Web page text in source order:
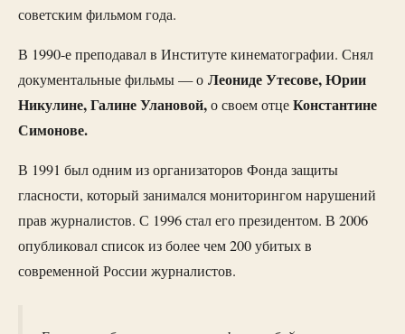
советским фильмом года.
В 1990-е преподавал в Институте кинематографии. Снял
документальные фильмы — о Леониде Утесове, Юрии
Никулине, Галине Улановой,о своем отцеКонстантине
Симонове.
В 1991 был одним из организаторов Фонда защиты
гласности, который занимался мониторингом нарушений
прав журналистов. С 1996 стал его президентом. В 2006
опубликовал список из более чем 200 убитых в
современной России журналистов.